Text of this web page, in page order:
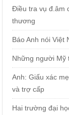
Điều tra vụ đ.âm
thương
Báo Anh nói Việt
Những người Mỹ
Anh: Giấu xác
và trợ cấp
Hai trường đại